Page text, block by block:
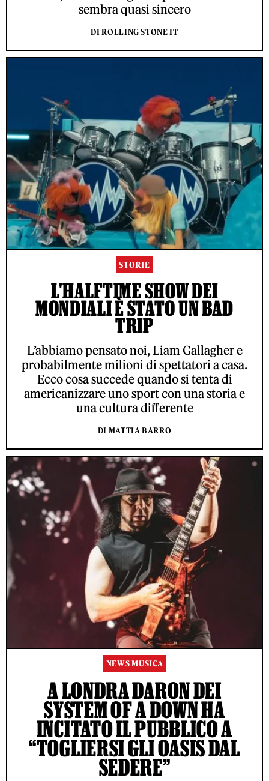
sembra quasi sincero
DI ROLLING STONE IT
STORIE
L'HALFTIME SHOW DEI
MONDIALI È STATO UN BAD
TRIP
L’abbiamo pensato noi, Liam Gallagher e
probabilmente milioni di spettatori a casa.
Ecco cosa succede quando si tenta di
americanizzare uno sport con una storia e
una cultura differente
DI MATTIA BARRO
NEWS MUSICA
A LONDRA DARON DEI
SYSTEM OF A DOWN HA
INCITATO IL PUBBLICO A
“TOGLIERSI GLI OASIS DAL
SEDERE”